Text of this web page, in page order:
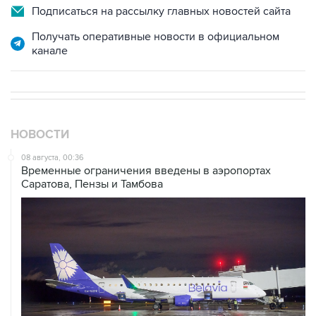
Подписаться на рассылку главных новостей сайта
Получать оперативные новости в официальном
канале
НОВОСТИ
08 августа, 00:36
Временные ограничения введены в аэропортах
Саратова, Пензы и Тамбова